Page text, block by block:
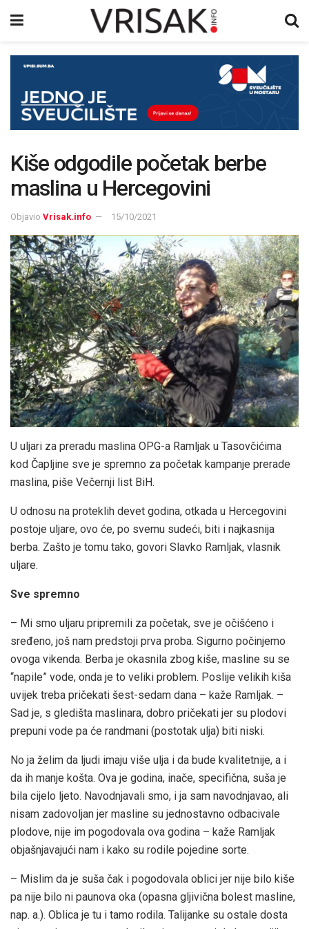
Kiše odgodile početak berbe
maslina u Hercegovini
Objavio Vrisak.info 15/10/2021
U uljari za preradu maslina OPG-a Ramljak u Tasovčićima
kod Čapljine sve je spremno za početak kampanje prerade
maslina, piše Večernji list BiH.
U odnosu na proteklih devet godina, otkada u Hercegovini
postoje uljare, ovo će, po svemu sudeći, biti i najkasnija
berba. Zašto je tomu tako, govori Slavko Ramljak, vlasnik
uljare.
Sve spremno
– Mi smo uljaru pripremili za početak, sve je očišćeno i
sređeno, još nam predstoji prva proba. Sigurno počinjemo
ovoga vikenda. Berba je okasnila zbog kiše, masline su se
“napile” vode, onda je to veliki problem. Poslije velikih kiša
uvijek treba pričekati šest-sedam dana – kaže Ramljak. –
Sad je, s gledišta maslinara, dobro pričekati jer su plodovi
prepuni vode pa će randmani (postotak ulja) biti niski.
No ja želim da ljudi imaju više ulja i da bude kvalitetnije, a i
da ih manje košta. Ova je godina, inače, specifična, suša je
bila cijelo ljeto. Navodnjavali smo, i ja sam navodnjavao, ali
nisam zadovoljan jer masline su jednostavno odbacivale
plodove, nije im pogodovala ova godina – kaže Ramljak
objašnjavajući nam i kako su rodile pojedine sorte.
– Mislim da je suša čak i pogodovala oblici jer nije bilo kiše
pa nije bilo ni paunova oka (opasna gljivična bolest masline,
nap. a.). Oblica je tu i tamo rodila. Talijanke su ostale dosta